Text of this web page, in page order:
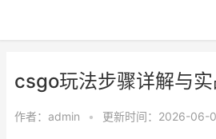
csgo玩法步骤详解与
作者： admin • 更新时间：2026-06-